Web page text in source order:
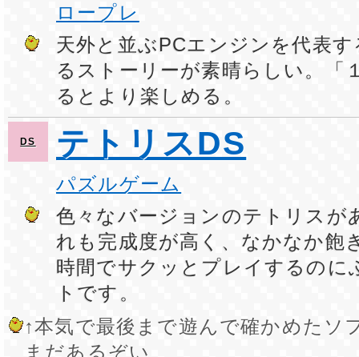
ロープレ
天外と並ぶPCエンジンを代表
るストーリーが素晴らしい。「
るとより楽しめる。
DS テトリスDS
パズルゲーム
色々なバージョンのテトリスが
れも完成度が高く、なかなか飽
時間でサクッとプレイするのに
トです。
↑本気で最後まで遊んで確かめたソ
まだあるぞい